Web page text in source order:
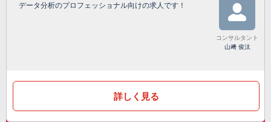
データ分析のプロフェッショナル向けの求人です！
コンサルタント
山﨑 俊汰
詳しく見る